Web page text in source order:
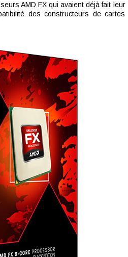
AMD FX qui avaient déjà fait leur
des constructeurs de cartes